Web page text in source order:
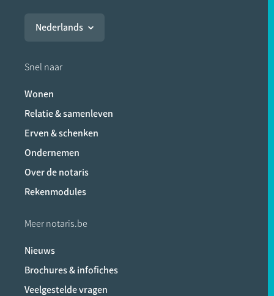
Nederlands
Snel naar
Wonen
Relatie & samenleven
Erven & schenken
Ondernemen
Over de notaris
Rekenmodules
Meer notaris.be
Nieuws
Brochures & infofiches
Veelgestelde vragen